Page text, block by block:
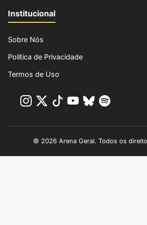
Institucional
Sobre Nós
Política de Privacidade
Termos de Uso
© 2026 Arena Geral. Todos os